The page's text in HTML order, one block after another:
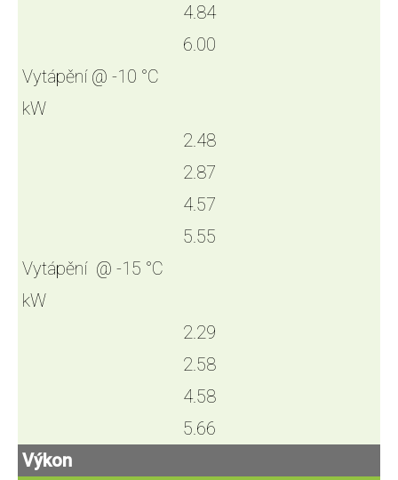
4.84
6.00
Vytápění @ -10 °C
kW
2.48
2.87
4.57
5.55
Vytápění @ -15 °C
kW
2.29
2.58
4.58
5.66
Výkon